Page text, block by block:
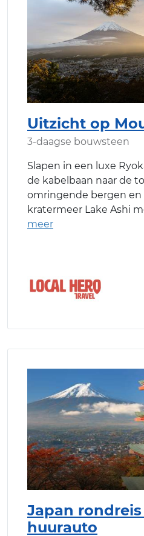
Uitzicht op
3-daagse bouwsteen
Slapen in een luxe
de kabelbaan naar de
omringende bergen en
kratermeer Lake Ashi
Japan
huurauto